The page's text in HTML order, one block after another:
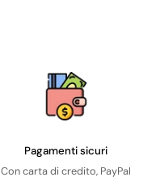
Pagamenti sicuri
Con carta di credito, PayPal